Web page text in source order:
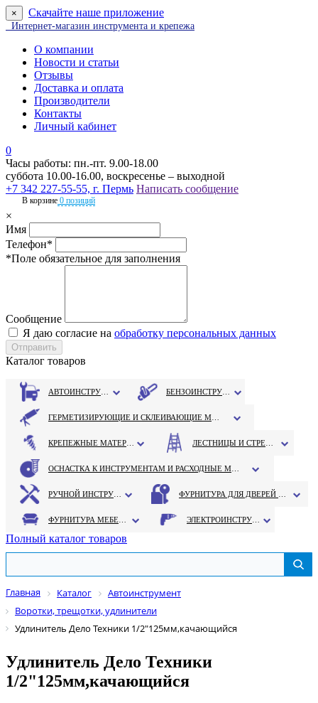
× Скачайте наше приложение
Интернет-магазин инструмента и крепежа
О компании
Новости и статьи
Отзывы
Доставка и оплата
Производители
Контакты
Личный кабинет
0
Часы работы: пн.-пт. 9.00-18.00
суббота 10.00-16.00, воскресенье – выходной
+7 342 227-55-55, г. Пермь Написать сообщение
В корзине 0 позиций
×
Имя
Телефон*
*Поле обязательное для заполнения
Сообщение
Я даю согласие на обработку персональных данных
Каталог товаров
Полный каталог товаров
Главная Каталог
Автоинструмент
Воротки, трещотки, удлинители
Удлинитель Дело Техники 1/2"125мм,качающийся
Удлинитель Дело Техники
1/2"125мм,качающийся